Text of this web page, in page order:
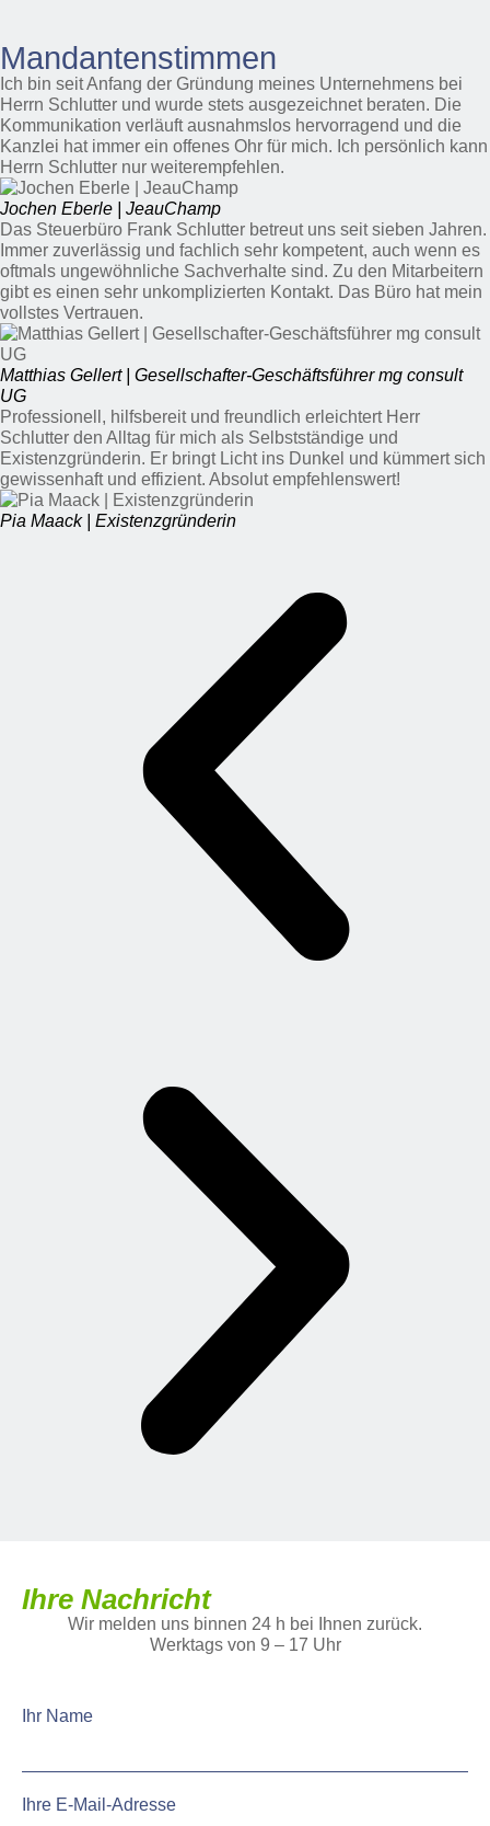
Mandantenstimmen
Ich bin seit Anfang der Gründung meines Unternehmens bei
Herrn Schlutter und wurde stets ausgezeichnet beraten. Die
Kommunikation verläuft ausnahmslos hervorragend und die
Kanzlei hat immer ein offenes Ohr für mich. Ich persönlich kann
Herrn Schlutter nur weiterempfehlen.
Jochen Eberle | JeauChamp
Das Steuerbüro Frank Schlutter betreut uns seit sieben Jahren.
Immer zuverlässig und fachlich sehr kompetent, auch wenn es
oftmals ungewöhnliche Sachverhalte sind. Zu den Mitarbeitern
gibt es einen sehr unkomplizierten Kontakt. Das Büro hat mein
vollstes Vertrauen.
Matthias Gellert | Gesellschafter-Geschäftsführer mg consult
UG
Professionell, hilfsbereit und freundlich erleichtert Herr
Schlutter den Alltag für mich als Selbstständige und
Existenzgründerin. Er bringt Licht ins Dunkel und kümmert sich
gewissenhaft und effizient. Absolut empfehlenswert!
Pia Maack | Existenzgründerin
Ihre Nachricht
Wir melden uns binnen 24 h bei Ihnen zurück.
Werktags von 9 – 17 Uhr
Ihr Name
Ihre E-Mail-Adresse